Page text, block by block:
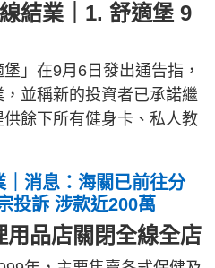
結業｜1. 舒適堡 9
」在9月6日發出通告指，
並稱新的投資者已承諾繼
餘下所有健身卡、私人教
｜消息：海關已前往分
投訴 涉款近200萬
品店關閉全線全店